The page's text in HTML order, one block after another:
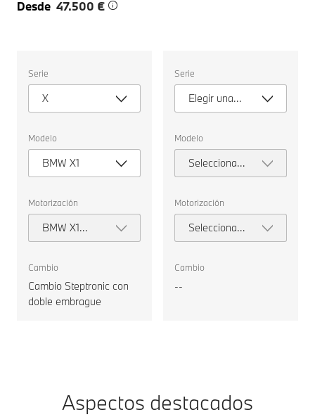
Desde 47.500 €
un
vehículo.
Serie
X
Modelo
BMW X1
Motorización
BMW X1
sDrive18i
Cambio
Cambio Steptronic con
doble embrague
un
vehículo.
Serie
Elegir una
serie
Modelo
Seleccionar
modelo
Motorización
Seleccionar
motorización
Cambio
--
Aspectos destacados